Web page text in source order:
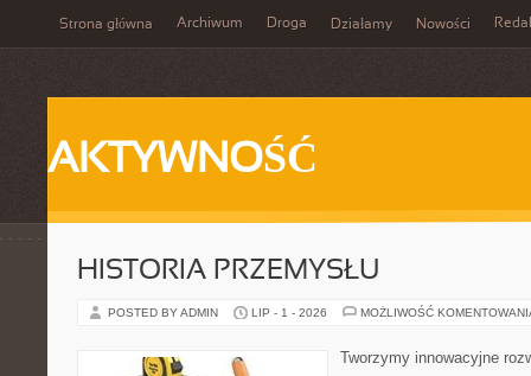
Strona główna Archiwum Droga Działamy Nowości
AKTYWNOŚĆ
HISTORIA PRZEMYSŁU
POSTED BY ADMIN LIP - 1 - 2026 MOŻLIWOŚĆ
Tworzymy innowacyjne